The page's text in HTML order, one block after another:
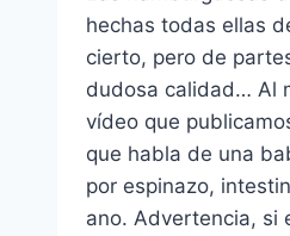
hechas todas ellas
cierto, pero de
dudosa calidad… Al
vídeo que
que habla de una
por espinazo,
ano. Advertencia, si